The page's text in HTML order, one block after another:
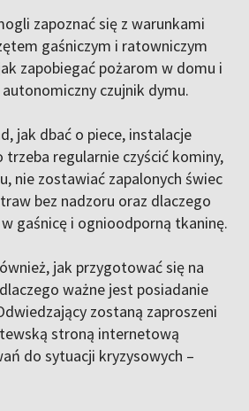
zapoznać się z warunkami
gaśniczym i ratowniczym
zapobiegać pożarom w domu i
czujnik dymu.
jak dbać o piece, instalacje
trzeba regularnie czyścić kominy,
nie zostawiać zapalonych świec
bez nadzoru oraz dlaczego
gaśnicę i ognioodporną tkaninę.
jak przygotować się na
ważne jest posiadanie
zostaną zaproszeni
stroną internetową
do sytuacji kryzysowych –